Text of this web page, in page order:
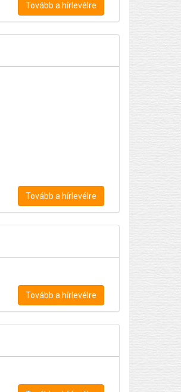
Tovább a hírlevélre
Tovább a hírlevélre
Tovább a hírlevélre